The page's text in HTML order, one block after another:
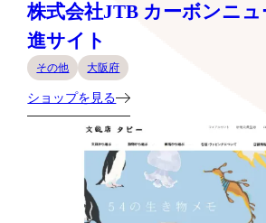
株式会社JTB カーボンニ
進サイト
その他 大阪府
ショップを見る